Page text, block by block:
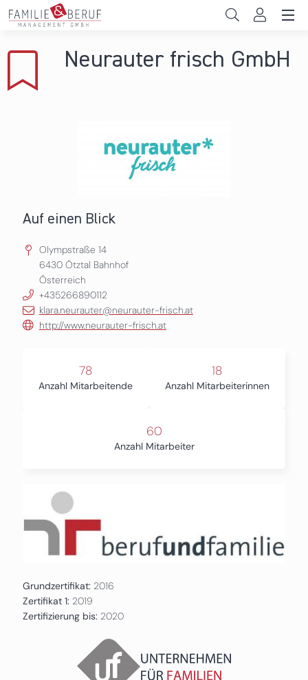
Direkt zum Inhalt
Gemeinden
Persönliche Vereinbarkeit
Neurauter frisch GmbH
Auf einen Blick
Olympstraße 14
6430 Ötztal Bahnhof
Österreich
+435266890112
klara.neurauter@neurauter-frisch.at
http://www.neurauter-frisch.at
78
Anzahl Mitarbeitende
18
Anzahl Mitarbeiterinnen
60
Anzahl Mitarbeiter
Grundzertifikat: 2016
Zertifikat 1: 2019
Zertifizierung bis: 2020